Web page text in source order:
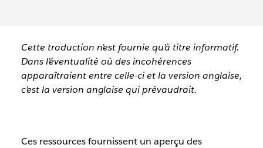
Cette traduction n’est fournie qu’à titre informatif.
Dans l’éventualité où des incohérences
apparaîtraient entre celle-ci et la version anglaise,
c’est la version anglaise qui prévaudrait.
Ces ressources fournissent un aperçu des